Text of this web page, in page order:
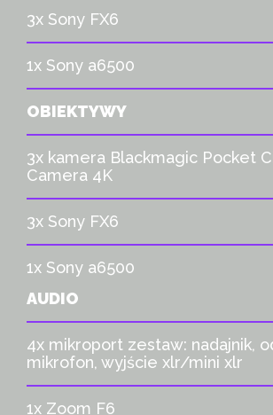
3x Sony FX6
1x Sony a6500
OBIEKTYWY
3x kamera Blackmagic Pocket
Camera 4K
3x Sony FX6
1x Sony a6500
AUDIO
4x mikroport zestaw: nadajnik,
mikrofon, wyjście xlr/mini xlr
1x Zoom F6